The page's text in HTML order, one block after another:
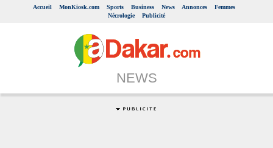
Accueil MonKiosk.com Sports Business News Annonces
Femmes
Nécrologie
Publicité
NEWS